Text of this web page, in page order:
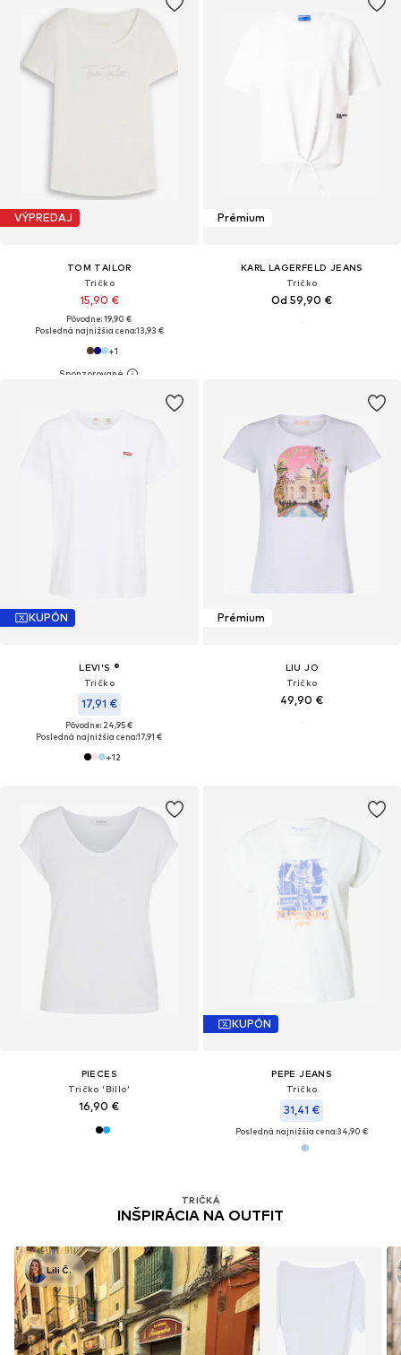
VÝPREDAJ
TOM TAILOR
Tričko
15,90 €
Pôvodne: 19,90 €
Posledná najnižšia cena:13,93 €
+1
Prémium
KARL LAGERFELD JEANS
Tričko
Od 59,90 €
KUPÓN
LEVI'S ®
Tričko
17,91 €
Pôvodne: 24,95 €
Posledná najnižšia cena:17,91 €
+12
Prémium
LIU JO
Tričko
49,90 €
PIECES
Tričko 'Billo'
16,90 €
TRIČKÁ
INŠPIRÁCIA NA OUTFIT
Lili Č.
KUPÓN
PEPE JEANS
Tričko
31,41 €
Posledná najnižšia cena:34,90 €